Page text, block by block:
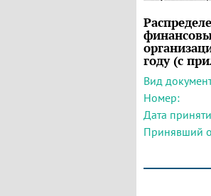
году (с
Вид
Номер:
Дата
Принявший